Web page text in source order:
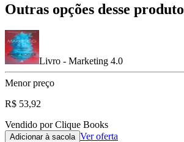
Outras opções desse produto
Livro - Marketing 4.0
Menor preço
R$ 53,92
Vendido por Clique Books
Adicionar à sacola Ver oferta